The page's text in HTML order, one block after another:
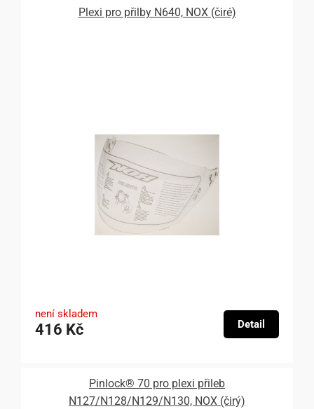
Plexi pro přilby N640, NOX (čiré)
není skladem
416 Kč Detail
Pinlock® 70 pro plexi přileb
N127/N128/N129/N130, NOX (čirý)